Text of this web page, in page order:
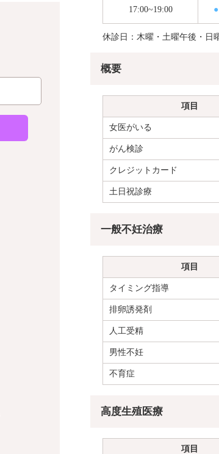
17:00~19:00 ●
休診日：木曜・土曜午後・日
概要
項目
女医がいる
がん検診
クレジットカード
土日祝診療
一般不妊治療
項目
タイミング指導
排卵誘発剤
人工受精
男性不妊
不育症
高度生殖医療
項目